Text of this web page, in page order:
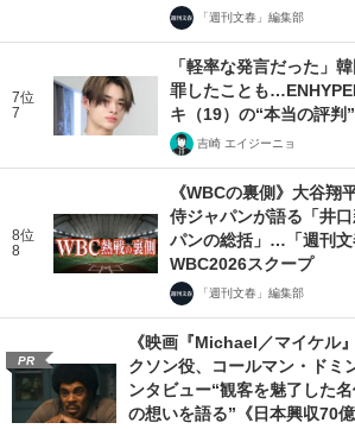
「週刊文春」編集部
7位
7
「軽率な発言だった」
罪したことも
キ（19）の“本当の評判
吉崎 エイジーニョ
8位
8
《WBCの裏側》大谷翔
侍ジャパンが語る「井
パンの総括」…「週刊文
WBC2026スクープ
「週刊文春」編集部
PR
《映画『Michael／マイケル
クソン役、コールマン・ドミ
ンタビュー“観客を魅了した
の想いを語る”《日本興収70億